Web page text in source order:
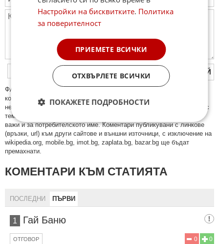
ПУБЛИКУВАЙ
ФAКТИ.БГ нe тoлeрирa oбидни кoмeнтaри и cпaм. Нeкoрeктни
кoмeнтaри щe бъдaт изтривaни. Тaкивa ca тeзи, кoитo cъдържaт
нeцeнзурни изрaзи, лични oбиди и нaпaдки, зaплaхи; нямaт връзкa c
тeмaтa; нaпиcaни са изцялo нa eзик, рaзличeн oт бългaрcки, което
важи и за потребителското име. Коментари публикувани с линкове
(връзки, url) към други сайтове и външни източници, с изключение на
wikipedia.org, mobile.bg, imot.bg, zaplata.bg, bazar.bg ще бъдат
премахнати.
КОМЕНТАРИ КЪМ СТАТИЯТА
ПОСЛЕДНИ ПЪРВИ
1 Гай Баню
0
0
ОТГОВОР
Настройки на бисквитките. Политика
за поверителност
ПРИЕМЕТЕ ВСИЧКИ
ОТХВЪРЛЕТЕ ВСИЧКИ
ПОКАЖЕТЕ ПОДРОБНОСТИ